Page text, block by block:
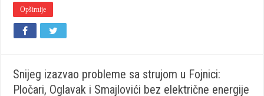
Opširnije
Snijeg izazvao probleme sa strujom u Fojnici:
Pločari, Oglavak i Smajlovići bez električne energije